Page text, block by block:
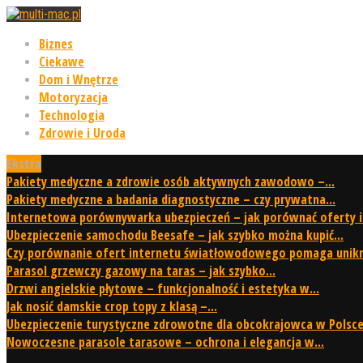
Biznes
Ciekawe
Dom i Wnętrze
Motoryzacja
Technologia
Zdrowie i Uroda
Ekstra
Pakiety medyczne a zdrowie osób aktywnych zawodowo –...
Pakiety medyczne a badania diagnostyczne – czy prywatna...
Internetowa porównywarka ubezpieczeń – jak porównać oferty
Ubezpieczenie samochodu Beesafe – jak szybko można kupić...
Czy porównanie ofert internetu światłowodowego pomaga
Parasol grzewczy gazowy na taras – jak szybko...
Drzwi angielskie płytowe – funkcjonalność i estetyka w...
Jak nosić damskie crop topy z klasą –...
Ubezpieczenie turystyczne zdrowotne dla obcokrajowca w
Nowoczesne parasole tarasowe – ochrona i elegancja w...